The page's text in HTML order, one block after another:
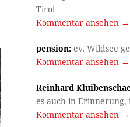
Tirol…
Kommentar ansehen →
pension: ev. Wildsee
Kommentar ansehen →
Reinhard
es auch in Erinnerung,
Kommentar ansehen →